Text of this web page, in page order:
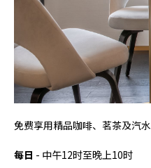
免费享用精品咖啡、茗茶及汽水
每日 - 中午12时至晚上10时